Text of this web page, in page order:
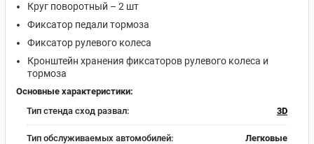
Круг поворотный – 2 шт
Фиксатор педали тормоза
Фиксатор рулевого колеса
Кронштейн хранения фиксаторов рулевого колеса и
тормоза
Основные характеристики:
Тип стенда сход развал:
3D
Тип обслуживаемых автомобилей: Легковые